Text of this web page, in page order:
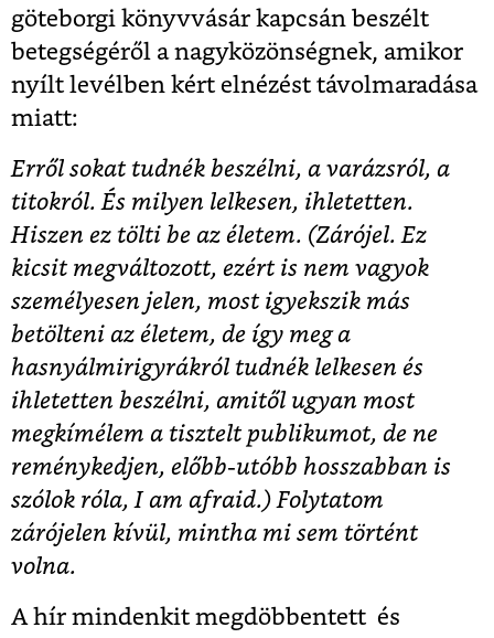
göteborgi könyvvásár kapcsán beszélt
betegségéről a nagyközönségnek, amikor
nyílt levélben kért elnézést távolmaradása
miatt:
Erről sokat tudnék beszélni, a varázsról, a
titokról. És milyen lelkesen, ihletetten.
Hiszen ez tölti be az életem. (Zárójel. Ez
kicsit megváltozott, ezért is nem vagyok
személyesen jelen, most igyekszik más
betölteni az életem, de így meg a
hasnyálmirigyrákról tudnék lelkesen és
ihletetten beszélni, amitől ugyan most
megkímélem a tisztelt publikumot, de ne
reménykedjen, előbb-utóbb hosszabban is
szólok róla, I am afraid.) Folytatom
zárójelen kívül, mintha mi sem történt
volna.
A hír mindenkit megdöbbentett és